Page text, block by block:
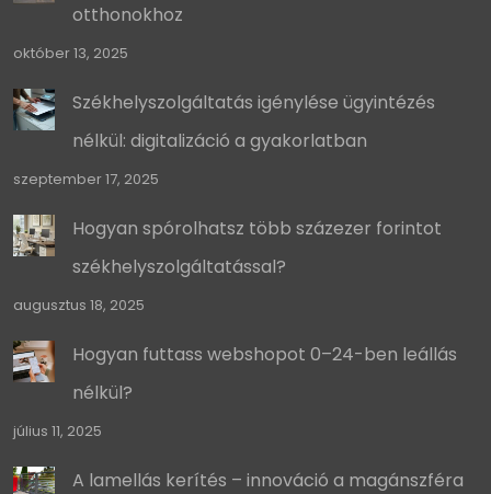
otthonokhoz
október 13, 2025
Székhelyszolgáltatás igénylése ügyintézés
nélkül: digitalizáció a gyakorlatban
szeptember 17, 2025
Hogyan spórolhatsz több százezer forintot
székhelyszolgáltatással?
augusztus 18, 2025
Hogyan futtass webshopot 0–24-ben leállás
nélkül?
július 11, 2025
A lamellás kerítés – innováció a magánszféra